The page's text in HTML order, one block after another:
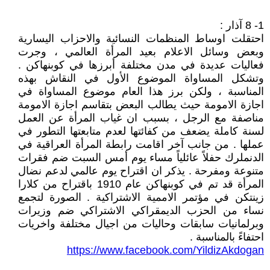
1- 8 آذار :
احتقلت اوساط المنظمات النسائية والاحزاب اليسارية
وبعض وسائل الاعلام بعيد المرأة العالمي ، وجرت
فعاليات عديدة في مدن مختلفة أبرزها في كوبنهاكن .
وتشكل المساواة الموضوع الأول في النقاش بهذه
المناسبة ، ولكن برز هذا العام موضوع المساواة في
اجازة الامومة حيث يطالب البعض بتقاسم اجازة الامومة
مناصفة مع الرجل ، بسبب ان غياب المرأة عن العمل
لسنة كاملة يضعف من كفائتها لعدم متابعتها التطور في
عملها . من جانب آخر اقامت رابطة المرأة العراقية في
الدنملرك حفلاً عائلياً مساء يوم أمس السبت ضم فقرات
متنوعة ومفرحة . يذكر ان اقتراح يوم عالمي لدعم نضال
المرأة قد تم في كوبنهاكن عام 1910 باقتراح من كلارا
زينتكن في مؤتمر الاممية الاشتراكية . الصورة لتجمع
نساء من الحزب الديمقراكي الاشتراكي ضم وزيرات
وبرلمانيات سابقات وحاليات من اجيال مختلفة واخريات
احتفاءً بالمناسبة .
https://www.facebook.com/YildizAkdogan